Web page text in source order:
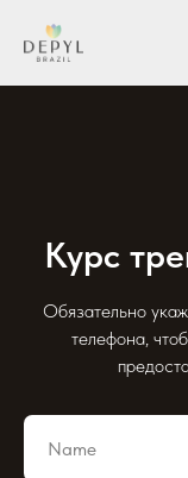
Курс
Обязательно
телефона,